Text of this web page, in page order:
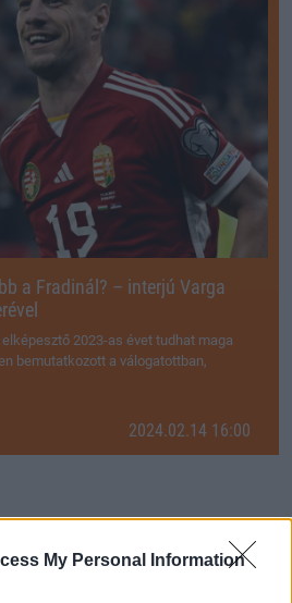
My Personal Information
a Fradinál? – interjú Varga
2023-as évet tudhat maga
bemutatkozott a válogatottban,
2024.02.14 16:00